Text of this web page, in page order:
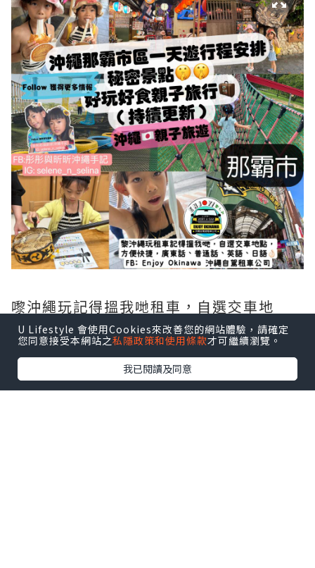
嚟沖繩玩記得搵我哋租車，自選交車地
點，方便快捷，語言溝通方便，而且價錢
仲好實惠添呀，支持吓我哋🙏🏻🙏🏻😊
🔸#沖繩租車公司
U Lifestyle 會使用Cookies來改善您的網站體驗，請確定
您同意接受本網站之私隱政策和使用條款才可繼續瀏覽。
我已閱讀及同意